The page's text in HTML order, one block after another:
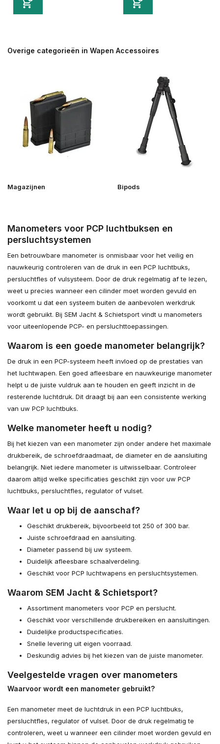
Overige categorieën in Wapen Accessoires
Magazijnen Bipods
Manometers voor PCP luchtbuksen en
persluchtsystemen
Een betrouwbare manometer is onmisbaar voor het veilig en
nauwkeurig controleren van de druk in een PCP luchtbuks,
persluchtfles of vulsysteem. Door de druk regelmatig af te lezen,
weet u precies wanneer een cilinder moet worden gevuld en
voorkomt u dat een systeem buiten de aanbevolen werkdruk
wordt gebruikt. Bij SEM Jacht & Schietsport vindt u manometers
voor uiteenlopende PCP- en persluchttoepassingen.
Waarom is een goede manometer belangrijk?
De druk in een PCP-systeem heeft invloed op de prestaties van
het luchtwapen. Een goed afleesbare en nauwkeurige manometer
helpt u de juiste vuldruk aan te houden en geeft inzicht in de
resterende luchtdruk. Dit draagt bij aan een consistente werking
van uw PCP luchtbuks.
Welke manometer heeft u nodig?
Bij het kiezen van een manometer zijn onder andere het maximale
drukbereik, de schroefdraadmaat, de diameter en de aansluiting
belangrijk. Niet iedere manometer is uitwisselbaar. Controleer
daarom altijd welke specificaties geschikt zijn voor uw PCP
luchtbuks, persluchtfles, regulator of vulset.
Waar let u op bij de aanschaf?
Geschikt drukbereik, bijvoorbeeld tot 250 of 300 bar.
Juiste schroefdraad en aansluiting.
Diameter passend bij uw systeem.
Duidelijk afleesbare schaalverdeling.
Geschikt voor PCP luchtwapens en persluchtsystemen.
Waarom SEM Jacht & Schietsport?
Assortiment manometers voor PCP en perslucht.
Geschikt voor verschillende drukbereiken en aansluitingen.
Duidelijke productspecificaties.
Snelle levering uit eigen voorraad.
Deskundig advies bij het kiezen van de juiste manometer.
Veelgestelde vragen over manometers
Waarvoor wordt een manometer gebruikt?
Een manometer meet de luchtdruk in een PCP luchtbuks,
persluchtfles, regulator of vulset. Door de druk regelmatig te
controleren, weet u wanneer een cilinder moet worden gevuld en